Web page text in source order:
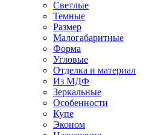
Светлые
Темные
Размер
Малогабаритные
Форма
Угловые
Отделка и материал
Из МДФ
Зеркальные
Особенности
Купе
Эконом